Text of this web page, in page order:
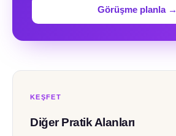
Görüşme planla →
KEŞFET
Diğer Pratik Alanları